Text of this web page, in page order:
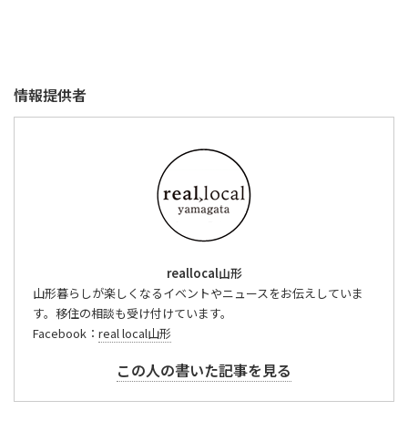
情報提供者
reallocal山形
山形暮らしが楽しくなるイベントやニュースをお伝えしていま
す。移住の相談も受け付けています。
Facebook： real local山形
この人の書いた記事を見る